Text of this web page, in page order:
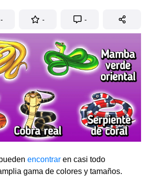
- - -
encontrar en casi todo
gama de colores y tamaños.